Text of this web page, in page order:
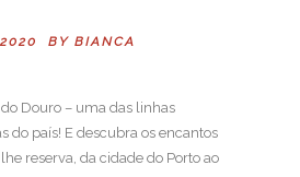
BY BIANCA
Douro – uma das linhas
do país! E descubra os encantos
reserva, da cidade do Porto ao